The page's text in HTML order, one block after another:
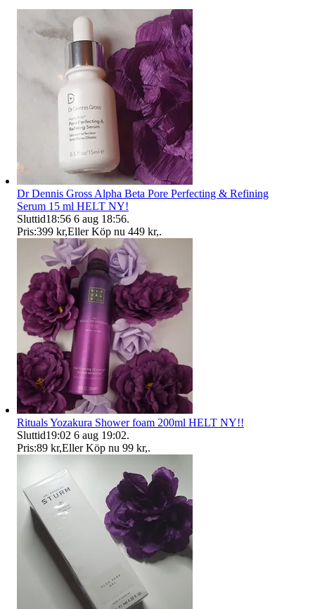
Dr Dennis Gross Alpha Beta Pore Perfecting & Refining
Serum 15 ml HELT NY!
Sluttid18:56 6 aug 18:56.
Pris:399 kr,Eller Köp nu 449 kr,.
Rituals Yozakura Shower foam 200ml HELT NY!!
Sluttid19:02 6 aug 19:02.
Pris:89 kr,Eller Köp nu 99 kr,.